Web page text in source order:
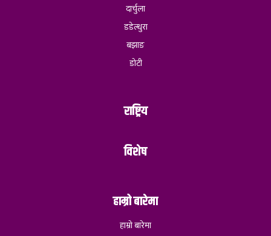
दार्चुला
डडेल्धुरा
बझाङ
डोटी
राष्ट्रिय
विशेष
हाम्रो बारेमा
हाम्रो बारेमा